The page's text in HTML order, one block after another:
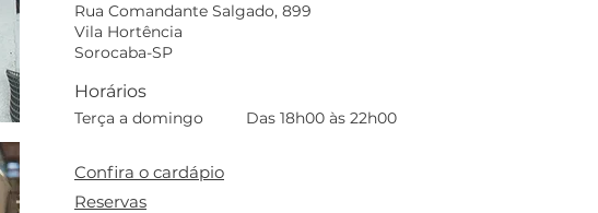
Rua Comandante Salgado, 899
Vila Hortência
Sorocaba-SP
Horários
Terça a domingo Das 18h00 às 22h00
Confira o cardápio
Reservas